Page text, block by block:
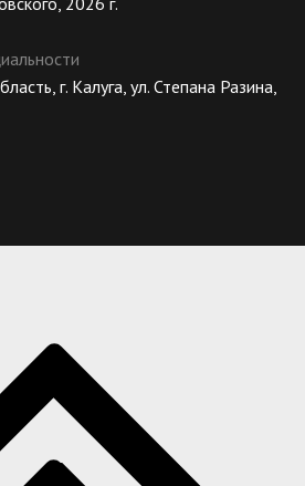
г. Калуга, ул. Степана Разина,